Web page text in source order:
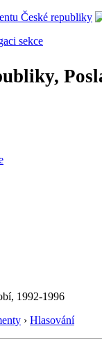
sekce
1992-1996
› Hlasování